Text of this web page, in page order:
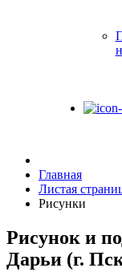
Главная
Листая
Рисунки
Рисунок и
Дарьи (г.